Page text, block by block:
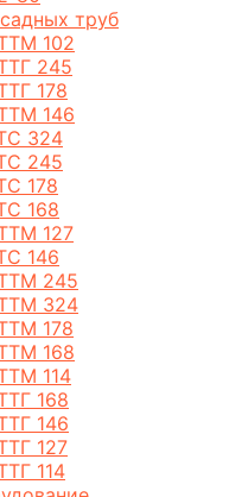
труб
102
245
178
146
324
245
178
168
127
146
245
324
178
168
114
168
146
127
114